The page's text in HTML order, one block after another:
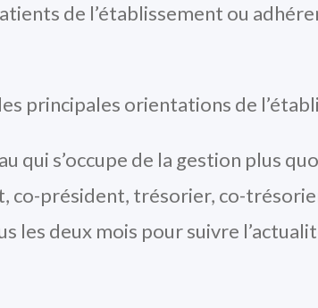
de l’établissement ou
principales orientations de
qui s’occupe de la gestion plus
co-président, trésorier, co-
les deux mois pour suivre